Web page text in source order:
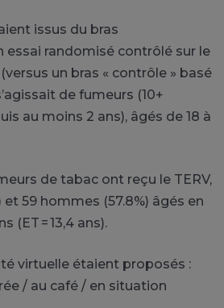
issus du bras
essai randomisé contrôlé sur le
un bras « contrôle » basé
de fumeurs (10+
au moins 2 ans), âgés de 18 à
de tabac ont reçu le TERV,
59 hommes (57.8%) âgés en
(ET = 13,4 ans).
virtuelle étaient proposés :
/ au café / en situation